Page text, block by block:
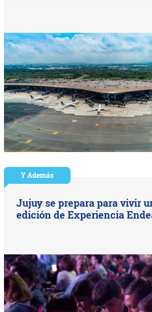
Y Además
Jujuy se prepara para vivir
edición de Experiencia